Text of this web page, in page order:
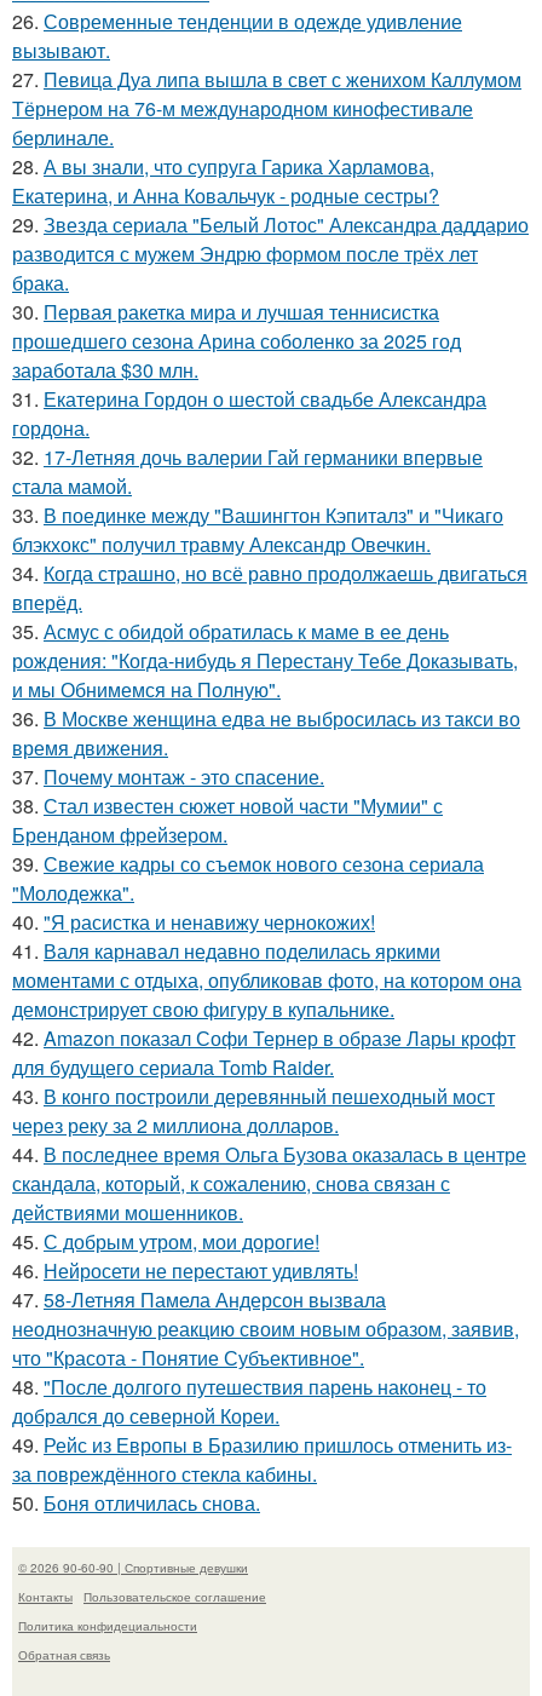
26. Современные тенденции в одежде удивление
вызывают.
27. Певица Дуа липа вышла в свет с женихом Каллумом
Тёрнером на 76-м международном кинофестивале
берлинале.
28. А вы знали, что супруга Гарика Харламова,
Екатерина, и Анна Ковальчук - родные сестры?
29. Звезда сериала "Белый Лотос" Александра даддарио
разводится с мужем Эндрю формом после трёх лет
брака.
30. Первая ракетка мира и лучшая теннисистка
прошедшего сезона Арина соболенко за 2025 год
заработала $30 млн.
31. Екатерина Гордон о шестой свадьбе Александра
гордона.
32. 17-Летняя дочь валерии Гай германики впервые
стала мамой.
33. В поединке между "Вашингтон Кэпиталз" и "Чикаго
блэкхокс" получил травму Александр Овечкин.
34. Когда страшно, но всё равно продолжаешь двигаться
вперёд.
35. Асмус с обидой обратилась к маме в ее день
рождения: "Когда-нибудь я Перестану Тебе Доказывать,
и мы Обнимемся на Полную".
36. В Москве женщина едва не выбросилась из такси во
время движения.
37. Почему монтаж - это спасение.
38. Стал известен сюжет новой части "Мумии" с
Бренданом фрейзером.
39. Свежие кадры со съемок нового сезона сериала
"Молодежка".
40. "Я расистка и ненавижу чернокожих!
41. Валя карнавал недавно поделилась яркими
моментами с отдыха, опубликовав фото, на котором она
демонстрирует свою фигуру в купальнике.
42. Amazon показал Софи Тернер в образе Лары крофт
для будущего сериала Tomb Raider.
43. В конго построили деревянный пешеходный мост
через реку за 2 миллиона долларов.
44. В последнее время Ольга Бузова оказалась в центре
скандала, который, к сожалению, снова связан с
действиями мошенников.
45. С добрым утром, мои дорогие!
46. Нейросети не перестают удивлять!
47. 58-Летняя Памела Андерсон вызвала
неоднозначную реакцию своим новым образом, заявив,
что "Красота - Понятие Субъективное".
48. "После долгого путешествия парень наконец - то
добрался до северной Кореи.
49. Рейс из Европы в Бразилию пришлось отменить из-
за повреждённого стекла кабины.
50. Боня отличилась снова.
© 2026 90-60-90 | Спортивные девушки
Контакты
Пользовательское соглашение
Политика конфидециальности
Обратная связь